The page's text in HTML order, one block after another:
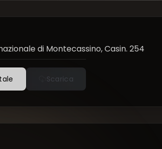
di Montecassino, Casin. 254
Scarica